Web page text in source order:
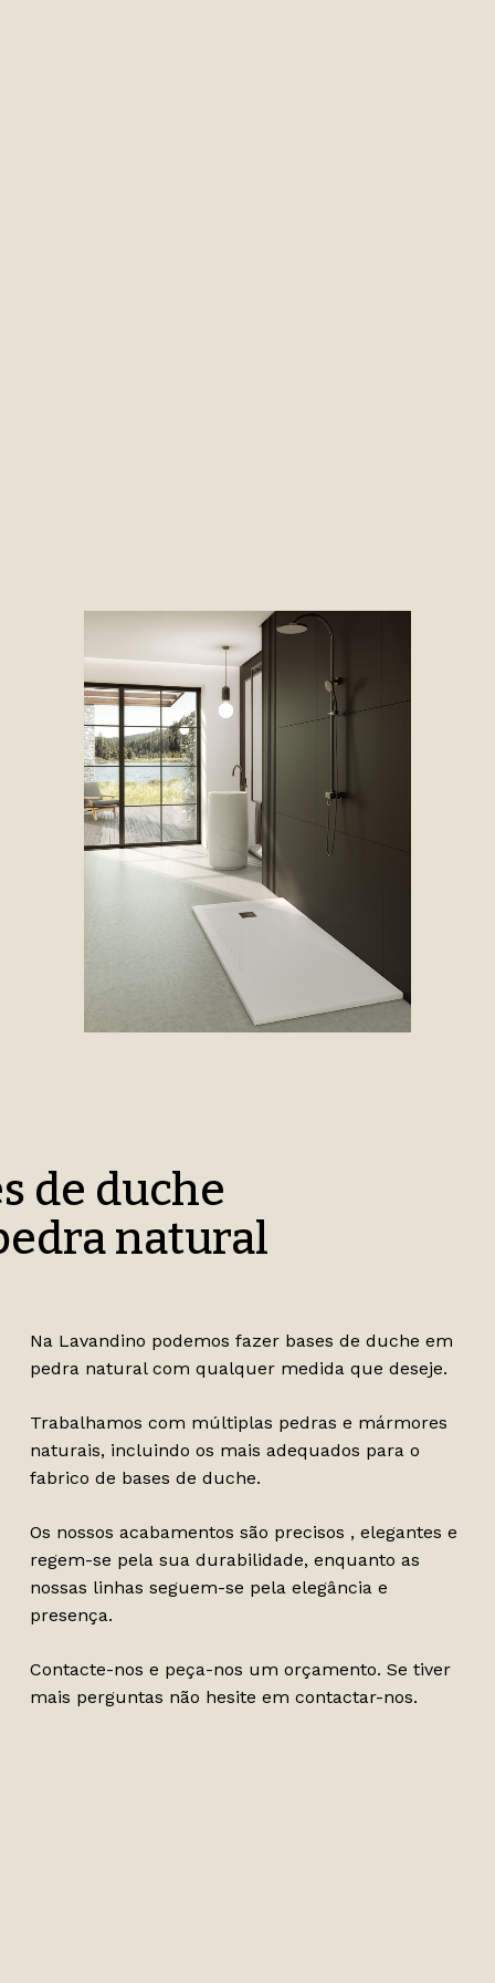
de duche
natural
Na Lavandino podemos fazer bases de duche em
pedra natural com qualquer medida que deseje.
Trabalhamos com múltiplas pedras e mármores
naturais, incluindo os mais adequados para o
fabrico de bases de duche.
Os nossos acabamentos são precisos , elegantes e
regem-se pela sua durabilidade, enquanto as
nossas linhas seguem-se pela elegância e
presença.
Contacte-nos e peça-nos um orçamento. Se tiver
mais perguntas não hesite em contactar-nos.